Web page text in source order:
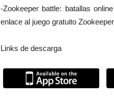
-Zookeeper battle: batallas
enlace al juego gratuito
Links de descarga